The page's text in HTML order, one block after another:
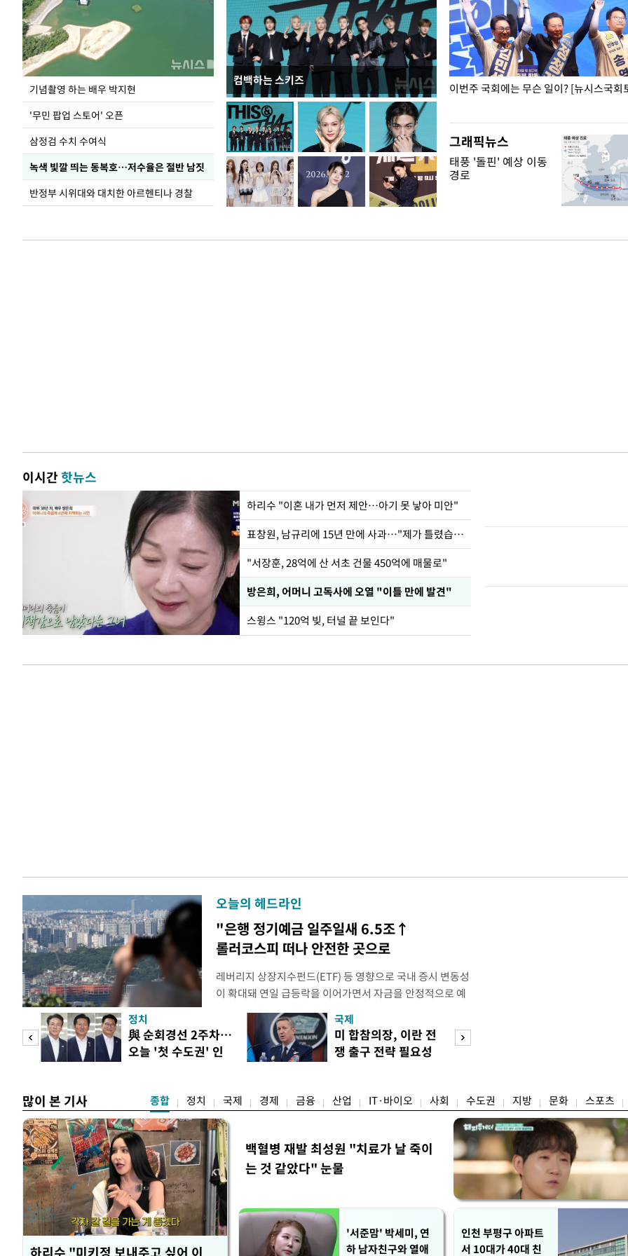
기념촬영 하는 배우 박지현
'무민 팝업 스토어' 오픈
삼정검 수치 수여식
녹색 빛깔 띄는 동복호…저수율은 절반 남짓
반정부 시위대와 대치한 아르헨티나 경찰
컴백하는 스키즈
이 대통령, 국가폭력 피해자에 위로·사과…"국가
가 책임지고 치유"
이번주 국회에는 무슨 일이? [뉴시스국
그래픽뉴스
태풍 '돌핀' 예상 이동
경로
이시간핫뉴스
하리수 "이혼 내가 먼저 제안…아기 못 낳아 미안"
표창원, 남규리에 15년 만에 사과…"제가 틀렸습니다"
"서장훈, 28억에 산 서초 건물 450억에 매물로"
방은희, 어머니 고독사에 오열 "이틀 만에 발견"
스윙스 "120억 빚, 터널 끝 보인다"
오늘의 헤드라인
"은행 정기예금 일주일새 6.5조↑
롤러코스피 떠나 안전한 곳으로
레버리지 상장지수펀드(ETF) 등 영향으로 국내 증시 변동성
이 확대돼 연일 급등락을 이어가면서 자금을 안정적으로 예
치하려는 수요가 점차 불어나고 있다. 기준금리 인상기 전환
으로 은행권 수신상품 금리도 오르면서 시중 유동자금이 예
금으로 빠르게 몰리는 모습이다. 8일 금융권에 따르면 KB국
민·신한·하나·우리·NH농협 등 5대 시중은행의 정기예금
정치
與 순회경선 2주차…
오늘 '첫 수도권' 인
국제
미 합참의장, 이란 전
쟁 출구 전략 필요성
많이 본 기사 종합 정치 국제 경제 금융 산업 IT·바이오 사회 수도권 지방 문화 스포츠
하리수 "미키정 보내주고 싶어 이
백혈병 재발 최성원 "치료가 날 죽이
는 것 같았다" 눈물
'서준맘' 박세미, 연
하 남자친구와 열애
인천 부평구 아파트
서 10대가 40대 친